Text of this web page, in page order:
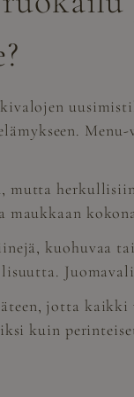
mutta
kuohuvaa
jotta
kuin